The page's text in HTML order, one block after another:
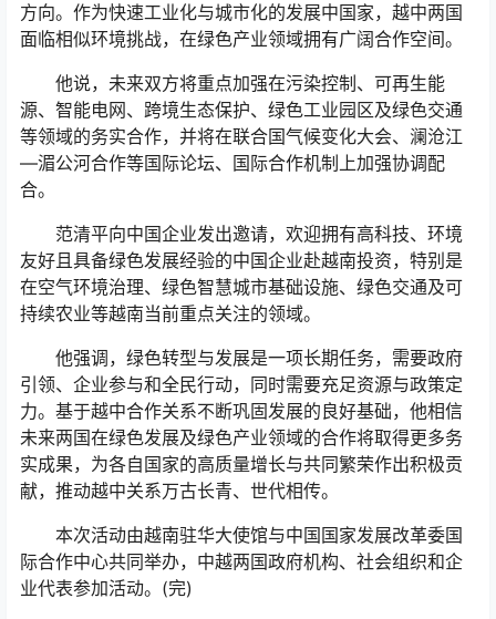
方向。作为快速工业化与城市化的发展中国家，越中两国
面临相似环境挑战，在绿色产业领域拥有广阔合作空间。
他说，未来双方将重点加强在污染控制、可再生能
源、智能电网、跨境生态保护、绿色工业园区及绿色交通
等领域的务实合作，并将在联合国气候变化大会、澜沧江
—湄公河合作等国际论坛、国际合作机制上加强协调配
合。
范清平向中国企业发出邀请，欢迎拥有高科技、环境
友好且具备绿色发展经验的中国企业赴越南投资，特别是
在空气环境治理、绿色智慧城市基础设施、绿色交通及可
持续农业等越南当前重点关注的领域。
他强调，绿色转型与发展是一项长期任务，需要政府
引领、企业参与和全民行动，同时需要充足资源与政策定
力。基于越中合作关系不断巩固发展的良好基础，他相信
未来两国在绿色发展及绿色产业领域的合作将取得更多务
实成果，为各自国家的高质量增长与共同繁荣作出积极贡
献，推动越中关系万古长青、世代相传。
本次活动由越南驻华大使馆与中国国家发展改革委国
际合作中心共同举办，中越两国政府机构、社会组织和企
业代表参加活动。(完)